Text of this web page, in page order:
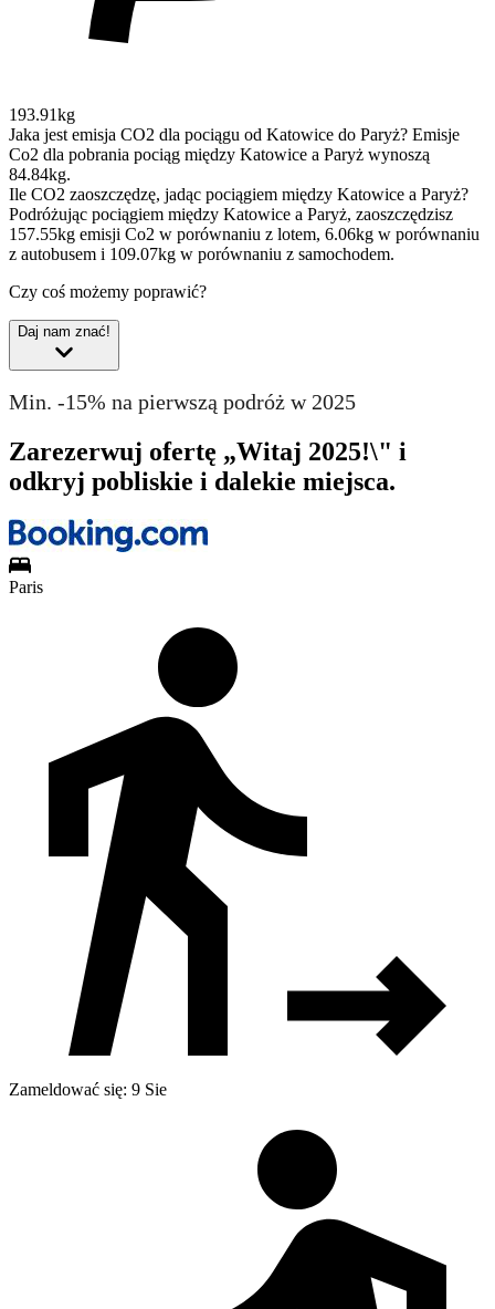
193.91kg
Jaka jest emisja CO2 dla pociągu od Katowice do Paryż? Emisje
Co2 dla pobrania pociąg między Katowice a Paryż wynoszą
84.84kg.
Ile CO2 zaoszczędzę, jadąc pociągiem między Katowice a Paryż?
Podróżując pociągiem między Katowice a Paryż, zaoszczędzisz
157.55kg emisji Co2 w porównaniu z lotem, 6.06kg w porównaniu
z autobusem i 109.07kg w porównaniu z samochodem.
Czy coś możemy poprawić?
Daj nam znać!
Min. -15% na pierwszą podróż w 2025
Zarezerwuj ofertę „Witaj 2025!\" i
odkryj pobliskie i dalekie miejsca.
Paris
Zameldować się: 9 Sie